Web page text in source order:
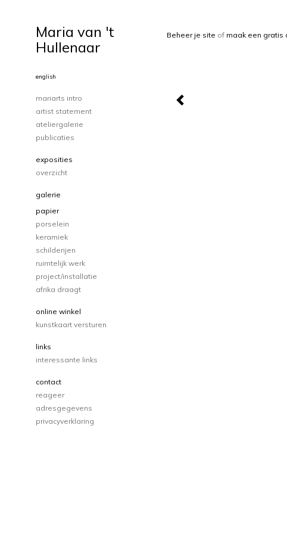
Beheer je site of maak een gratis
Maria van 't
Hullenaar
english
mariarts intro
artist statement
ateliergalerie
publicaties
exposities
overzicht
galerie
papier
porselein
keramiek
schilderijen
ruimtelijk werk
project/installatie
afrika draagt
online winkel
kunstkaart versturen
links
interessante links
contact
reageer
adresgegevens
privacyverklaring